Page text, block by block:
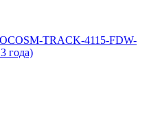
TRACK-4115-FDW-
года)